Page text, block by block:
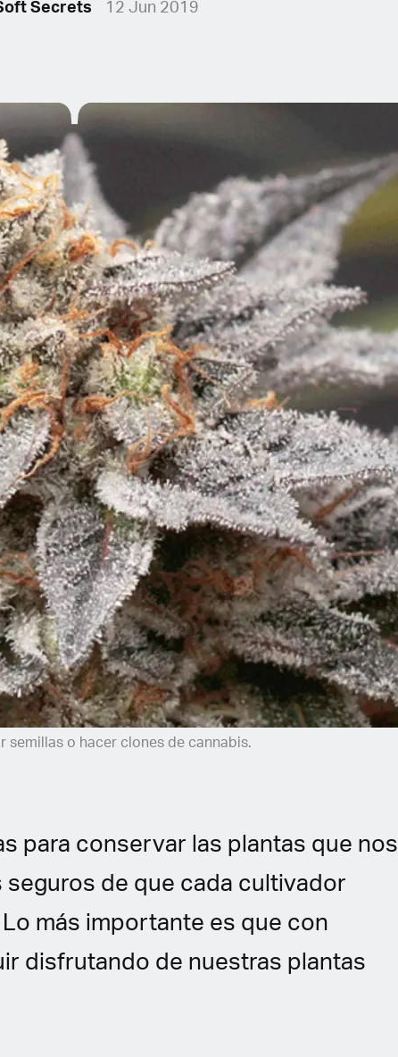
Secrets 12 Jun 2019
semillas o hacer clones de cannabis.
para conservar las plantas que nos
seguros de que cada cultivador
más importante es que con
disfrutando de nuestras plantas